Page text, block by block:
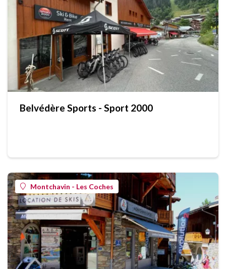
Belvédère Sports - Sport 2000
Montchavin - Les Coches